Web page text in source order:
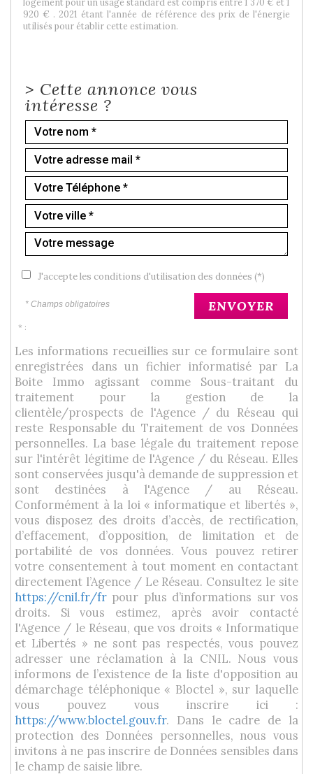
920 € . 2021 étant l'année de référence des prix de l'énergie
utilisés pour établir cette estimation.
> Cette annonce vous
intéresse ?
J'accepte les conditions d'utilisation des données (*)
* Champs obligatoires ENVOYER
* :
Les informations recueillies sur ce formulaire sont
enregistrées dans un fichier informatisé par La
Boite Immo agissant comme Sous-traitant du
traitement pour la gestion de la
clientèle/prospects de l'Agence / du Réseau qui
reste Responsable du Traitement de vos Données
personnelles. La base légale du traitement repose
sur l'intérêt légitime de l'Agence / du Réseau. Elles
sont conservées jusqu'à demande de suppression et
sont destinées à l'Agence / au Réseau.
Conformément à la loi « informatique et libertés »,
vous disposez des droits d’accès, de rectification,
d’effacement, d’opposition, de limitation et de
portabilité de vos données. Vous pouvez retirer
votre consentement à tout moment en contactant
directement l’Agence / Le Réseau. Consultez le site
https://cnil.fr/fr pour plus d’informations sur vos
droits. Si vous estimez, après avoir contacté
l'Agence / le Réseau, que vos droits « Informatique
et Libertés » ne sont pas respectés, vous pouvez
adresser une réclamation à la CNIL. Nous vous
informons de l’existence de la liste d'opposition au
démarchage téléphonique « Bloctel », sur laquelle
vous pouvez vous inscrire ici :
https://www.bloctel.gouv.fr. Dans le cadre de la
protection des Données personnelles, nous vous
invitons à ne pas inscrire de Données sensibles dans
le champ de saisie libre.